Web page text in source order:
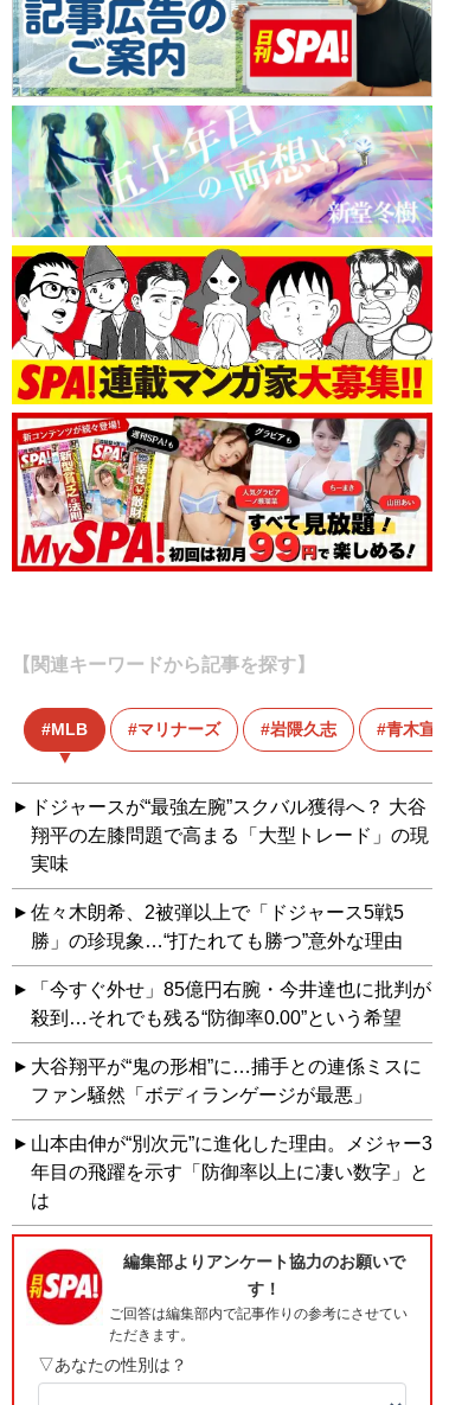
【関連キーワードから記事を探す】
MLB マリナーズ 岩隈久志 青木宣親
ドジャースが“最強左腕”スクバル獲得へ？ 大谷
翔平の左膝問題で高まる「大型トレード」の現
実味
佐々木朗希、2被弾以上で「ドジャース5戦5
勝」の珍現象…“打たれても勝つ”意外な理由
「今すぐ外せ」85億円右腕・今井達也に批判が
殺到…それでも残る“防御率0.00”という希望
大谷翔平が“鬼の形相”に…捕手との連係ミスに
ファン騒然「ボディランゲージが最悪」
山本由伸が“別次元”に進化した理由。メジャー3
年目の飛躍を示す「防御率以上に凄い数字」と
は